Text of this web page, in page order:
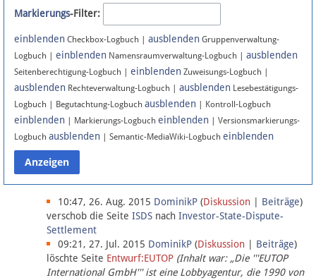
Bluesky
Facebook
Instagram
Anmelden
Datenschutz
Über Lobbypedia
Impressum
Markierungs-Filter:
einblenden Checkbox-Logbuch | ausblenden Gruppenverwaltung-
Logbuch | einblenden Namensraumverwaltung-Logbuch | ausblenden
Seitenberechtigung-Logbuch | einblenden Zuweisungs-Logbuch |
ausblenden Rechteverwaltung-Logbuch | ausblenden Lesebestätigungs-
Logbuch | Begutachtung-Logbuch ausblenden | Kontroll-Logbuch
einblenden | Markierungs-Logbuch einblenden | Versionsmarkierungs-
Logbuch ausblenden | Semantic-MediaWiki-Logbuch einblenden
10:47, 26. Aug. 2015 DominikP (Diskussion Beiträge)
verschob die Seite ISDS nach Investor-State-Dispute-
Settlement
09:21, 27. Jul. 2015 DominikP (Diskussion Beiträge)
löschte Seite Entwurf:EUTOP (Inhalt war: „Die '''EUTOP
International GmbH''' ist eine Lobbyagentur, die 1990 von